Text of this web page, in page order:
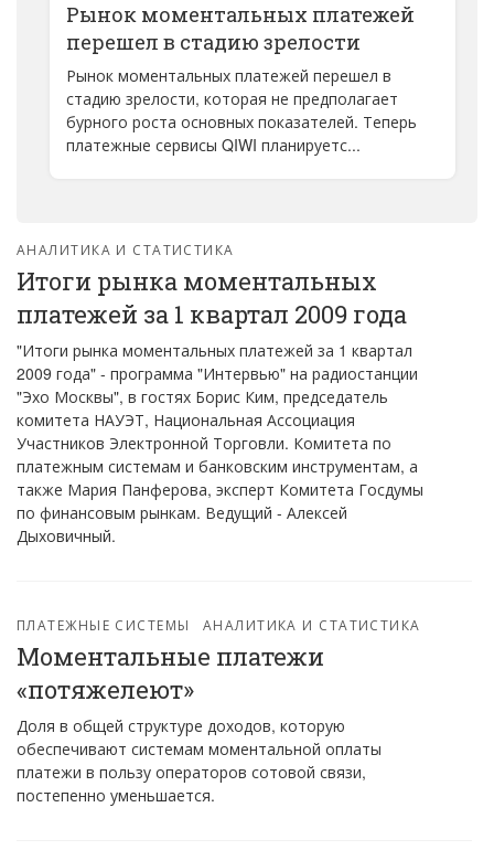
Рынок моментальных платежей
перешел в стадию зрелости
Рынок моментальных платежей перешел в
стадию зрелости, которая не предполагает
бурного роста основных показателей. Теперь
платежные сервисы QIWI планируетс...
АНАЛИТИКА И СТАТИСТИКА
Итоги рынка моментальных
платежей за 1 квартал 2009 года
"Итоги рынка моментальных платежей за 1 квартал
2009 года" - программа "Интервью" на радиостанции
"Эхо Москвы", в гостях Борис Ким, председатель
комитета НАУЭТ, Национальная Ассоциация
Участников Электронной Торговли. Комитета по
платежным системам и банковским инструментам, а
также Мария Панферова, эксперт Комитета Госдумы
по финансовым рынкам. Ведущий - Алексей
Дыховичный.
ПЛАТЕЖНЫЕ СИСТЕМЫ АНАЛИТИКА И СТАТИСТИКА
Моментальные платежи
«потяжелеют»
Доля в общей структуре доходов, которую
обеспечивают системам моментальной оплаты
платежи в пользу операторов сотовой связи,
постепенно уменьшается.